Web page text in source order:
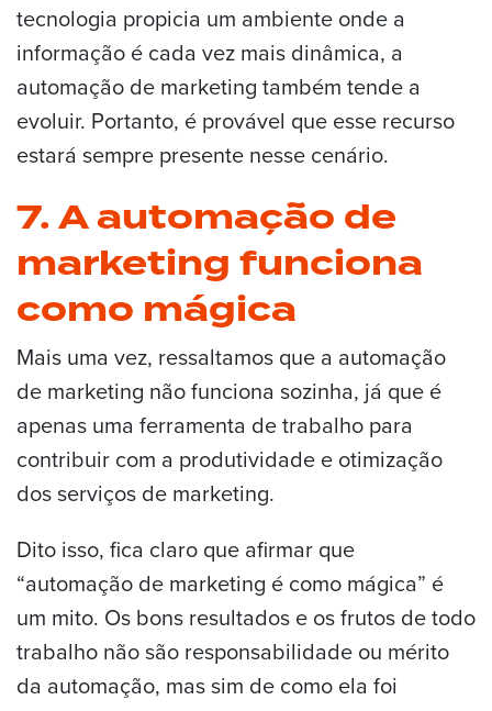
tecnologia propicia um ambiente onde a
informação é cada vez mais dinâmica, a
automação de marketing também tende a
evoluir. Portanto, é provável que esse recurso
estará sempre presente nesse cenário.
7. A automação de
marketing funciona
como mágica
Mais uma vez, ressaltamos que a automação
de marketing não funciona sozinha, já que é
apenas uma ferramenta de trabalho para
contribuir com a produtividade e otimização
dos serviços de marketing.
Dito isso, fica claro que afirmar que
“automação de marketing é como mágica” é
um mito. Os bons resultados e os frutos de todo
trabalho não são responsabilidade ou mérito
da automação, mas sim de como ela foi